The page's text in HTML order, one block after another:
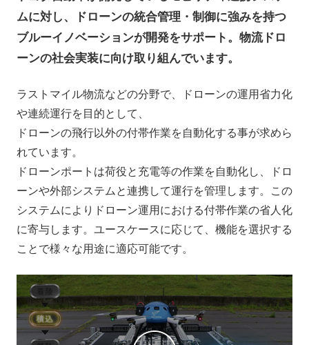
採用情報 資料ダウンロード
IR情報 English
ムに対し、ドローンの統合管理・制御に強みを持つ
ブルーイノベーションが開発をサポート。物流ドロ
ーンの社会実装に向け取り組んでいます。
ラストマイル物流などの分野で、ドローンの運用省力化
や連続運行を目的として、
ドローンの飛行以外の付帯作業を自動化する事が求めら
れています。
ドローンポートは荷役と充電等の作業を自動化し、ドロ
ーンや外部システムと連携して運行を管理します。この
システムによりドローン運用における付帯作業の省人化
に寄与します。ユースケースに応じて、機能を選択する
ことで様々な用途に適応可能です。